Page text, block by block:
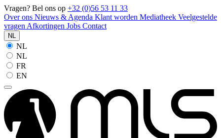
Vragen? Bel ons op +32 (0)56 53 11 33
Over ons Nieuws & Agenda Klant worden Mediatheek Veelgestelde
vragen Afkortingen Jobs Contact
NL
NL
NL
FR
EN